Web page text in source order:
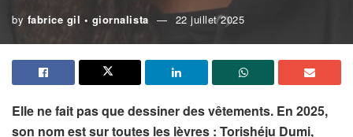
by fabrice gil • giornalista 22 juillet 2025
Elle ne fait pas que dessiner des vêtements. En 2025,
son nom est sur toutes les lèvres : Torishéju Dumi,